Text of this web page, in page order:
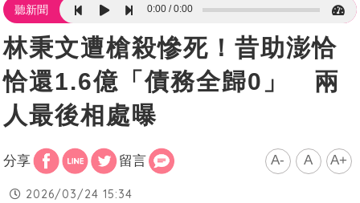
聽新聞 0:00 0:00
林秉文遭槍殺慘死！昔助澎恰
恰還1.6億「債務全歸0」 兩
人最後相處曝
分享 留言 A- A A+
2026/03/24 15:34